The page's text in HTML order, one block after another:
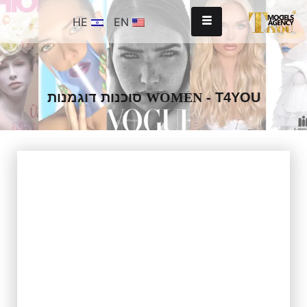
EN
HE
WOMEN- T4YOU סוכנות דוגמנות